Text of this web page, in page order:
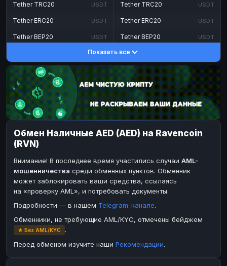
Tether TRC20 USDT
Tether ERC20 USDT
Tether BEP20 USDT
DASH
Toncoin TON
Dogecoin DOGE
TRX TRON
Bitcoin Cash BCH
BinanceCoin BEP20
Ether Classic
SOL
Ripple XRP
Tether TRC20 USDT
Tether ERC20 USDT
Tether BEP20 USDT
DASH
Toncoin TON
Dogecoin DOGE
TRX TRON
Bitcoin Cash BCH
BinanceCoin BEP20
Ripple
Paxum USD
Perfect Money
Payoneer USD
Paxum
Payoneer
Показать все
Обмен Наличные AED (AED) на Ravencoin
(RVN)
Внимание! В последнее время участились случаи AML-
мошенничества среди обменных пунктов. Обменник
может заблокировать ваши средства, ссылаясь
на «проверку AML», и потребовать документы.
Подробности — в нашем Telegram-канале.
Обменники, не требующие AML/KYC, отмечены бейджем
★ Без AML/KYC
.
Перед обменом изучите наши Рекомендации.